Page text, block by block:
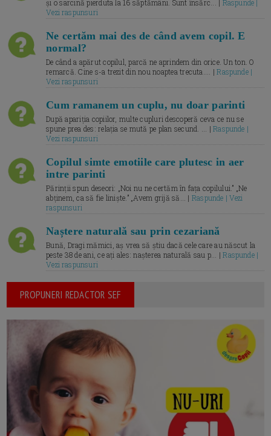
și o sarcină pierduta la 16 săptămâni. Sunt însărc... | Raspunde |
Vezi raspunsuri
Ne certăm mai des de când avem copil. E
normal?
De când a apărut copilul, parcă ne aprindem din orice. Un ton. O
remarcă. Cine s-a trezit din nou noaptea trecuta.... |Raspunde |
Vezi raspunsuri
Cum ramanem un cuplu, nu doar parinti
După apariția copiilor, multe cupluri descoperă ceva ce nu se
spune prea des: relația se mută pe plan secund. ... |Raspunde |
Vezi raspunsuri
Copilul simte emotiile care plutesc in aer
intre parinti
Părinții spun deseori: „Noi nu ne certăm în fața copilului.” „Ne
abținem, ca să fie liniște.” „Avem grijă să... | Raspunde | Vezi
raspunsuri
Naștere naturală sau prin cezariană
Bună, Dragi mămici, aș vrea să știu dacă cele care au născut la
peste 38 de ani, ce ați ales: nașterea naturală sau p... |Raspunde |
Vezi raspunsuri
PROPUNERI REDACTOR SEF